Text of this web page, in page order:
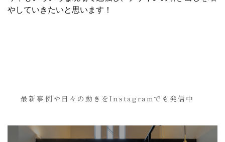
やしていきたいと思います！
最新事例や日々の動きをInstagramでも発信中